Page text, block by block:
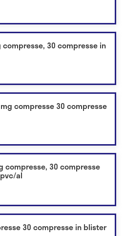
compresse, 30 compresse in
compresse 30 compresse
compresse, 30 compresse
al
30 compresse in blister